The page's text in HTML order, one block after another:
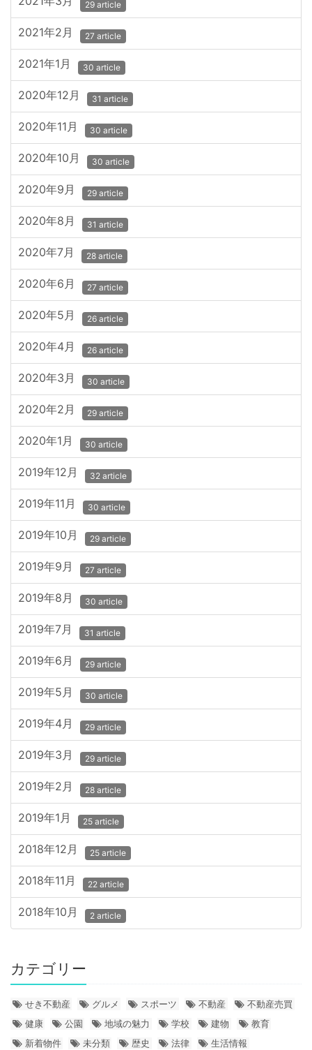
29 article
2021年2月 27 article
2021年1月 30 article
2020年12月 31 article
2020年11月 30 article
2020年10月 30 article
2020年9月 29 article
2020年8月 31 article
2020年7月 28 article
2020年6月 27 article
2020年5月 26 article
2020年4月 26 article
2020年3月 30 article
2020年2月 29 article
2020年1月 30 article
2019年12月 32 article
2019年11月 30 article
2019年10月 29 article
2019年9月 27 article
2019年8月 30 article
2019年7月 31 article
2019年6月 29 article
2019年5月 30 article
2019年4月 29 article
2019年3月 29 article
2019年2月 28 article
2019年1月 25 article
2018年12月 25 article
2018年11月 22 article
2018年10月 2 article
カテゴリー
せき不動産 グルメ スポーツ 不動産
不動産売買
健康
公園 地域の魅力 学校 建物
教育
新着物件
未分類 歴史 法律
生活情報